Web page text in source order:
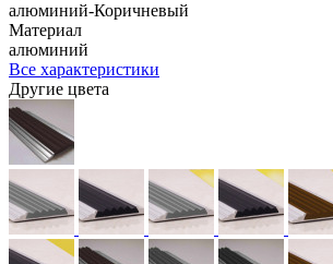
алюминий-Коричневый
Материал
алюминий
Все характеристики
Другие цвета